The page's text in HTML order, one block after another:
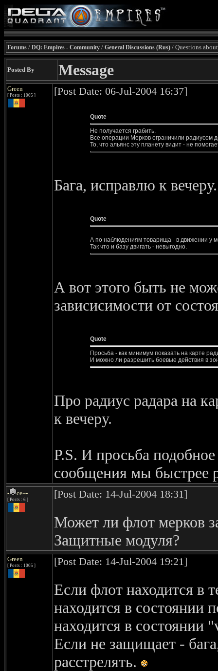
Forums / DQ: Empires - Community / General Discussions (Rus) / Questions
Posted By Message
Green
[ Posts : 1005 ] [Post Date: 06-Jul-2004 16:37]
Quote
Не получается грабить.
Все операции Мерков ограничили радиусом
То, что альянс эту планету видит - не
Бага, исправлю к вечеру.
Quote
А по наблюдениям товарища - в движении у
Так что и базу двигать - невыгодно.
А вот этого быть не
зависисимости от
Quote
Просьба - как минимум показать на карте
И можно ли разрешить боевые действия в
Про радиус радара на
к вечеру.
P.S. И просьба
сообщения мы быстрее
- ce=-
[ Posts : 6 ] [Post Date: 14-Jul-2004 18:31]
Может ли флот мерков
Защитные модуля?
Green
[ Posts : 1005 ] [Post Date: 14-Jul-2004 19:21]
Если флот находится в
находится в состоянии
находится в состоянии
Если не защищает -
расстрелять.